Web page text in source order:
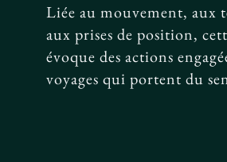
Liée au mouvement, aux
aux prises de position,
évoque des actions
voyages qui portent du